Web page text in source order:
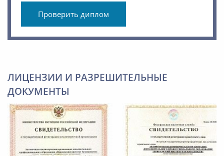
Проверить диплом
ЛИЦЕНЗИИ И РАЗРЕШИТЕЛЬНЫЕ
ДОКУМЕНТЫ